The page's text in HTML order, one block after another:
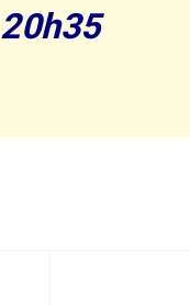
20h35